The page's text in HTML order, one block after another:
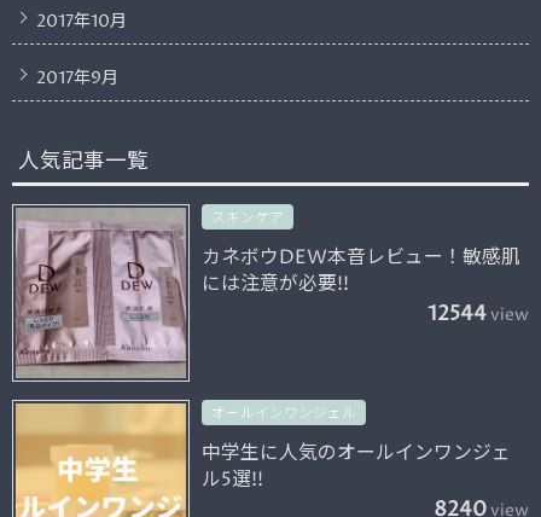
2017年10月
2017年9月
人気記事一覧
スキンケア
カネボウDEW本音レビュー！敏感肌
には注意が必要!!
12544view
オールインワンジェル
中学生に人気のオールインワンジェ
ル5選!!
8240view